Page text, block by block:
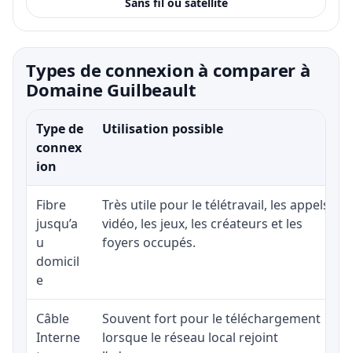
Types de connexion à comparer à
Domaine Guilbeault
Type de
connex
ion
Utilisation possible
Fibre
jusqu’a
u
domicil
e
Très utile pour le télétravail, les appels
vidéo, les jeux, les créateurs et les
foyers occupés.
Câble
Interne
Souvent fort pour le téléchargement
lorsque le réseau local rejoint